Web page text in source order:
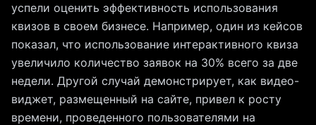
успели оценить эффективность использования
квизов в своем бизнесе. Например, один из кейсов
показал, что использование интерактивного квиза
увеличило количество заявок на 30% всего за две
недели. Другой случай демонстрирует, как видео-
виджет, размещенный на сайте, привел к росту
времени, проведенного пользователями на